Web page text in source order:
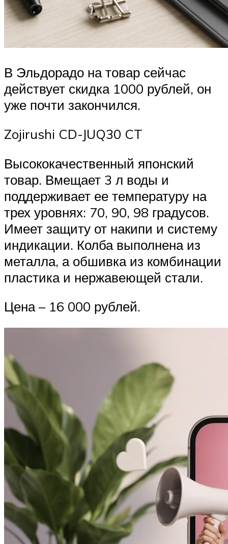
В Эльдорадо на товар сейчас
действует скидка 1000 рублей, он
уже почти закончился.
Zojirushi CD-JUQ30 CT
Высококачественный японский
товар. Вмещает 3 л воды и
поддерживает ее температуру на
трех уровнях: 70, 90, 98 градусов.
Имеет защиту от накипи и систему
индикации. Колба выполнена из
металла, а обшивка из комбинации
пластика и нержавеющей стали.
Цена – 16 000 рублей.